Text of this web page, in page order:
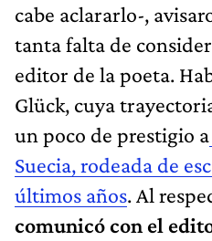
cabe aclararlo-,
tanta falta de
editor de la poeta.
Glück, cuya
un poco de prestigio a
Suecia, rodeada de
últimos años. Al
comunicó con el